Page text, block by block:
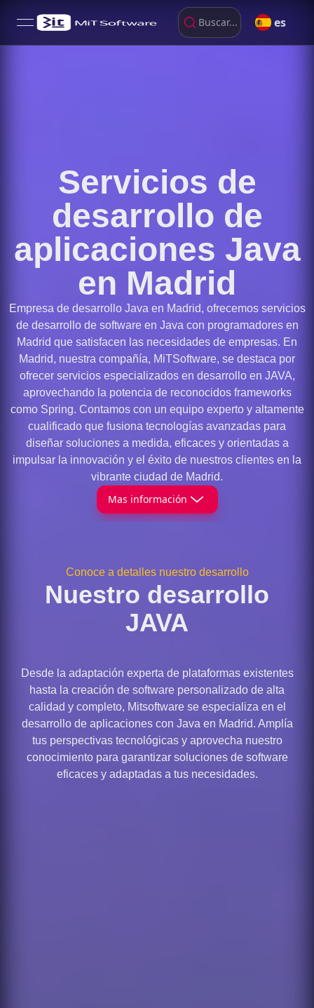
open navigation menu Buscar... es
Servicios de
desarrollo de
aplicaciones Java
en Madrid
Empresa de desarrollo Java en Madrid, ofrecemos servicios
de desarrollo de software en Java con programadores en
Madrid que satisfacen las necesidades de empresas. En
Madrid, nuestra compañía, MiTSoftware, se destaca por
ofrecer servicios especializados en desarrollo en JAVA,
aprovechando la potencia de reconocidos frameworks
como Spring. Contamos con un equipo experto y altamente
cualificado que fusiona tecnologías avanzadas para
diseñar soluciones a medida, eficaces y orientadas a
impulsar la innovación y el éxito de nuestros clientes en la
vibrante ciudad de Madrid.
Mas información
Conoce a detalles nuestro desarrollo
Nuestro desarrollo
JAVA
Desde la adaptación experta de plataformas existentes
hasta la creación de software personalizado de alta
calidad y completo, Mitsoftware se especializa en el
desarrollo de aplicaciones con Java en Madrid. Amplía
tus perspectivas tecnológicas y aprovecha nuestro
conocimiento para garantizar soluciones de software
eficaces y adaptadas a tus necesidades.